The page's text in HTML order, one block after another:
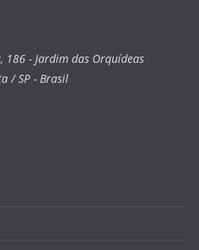
186 - Jardim das Orquídeas
/ SP - Brasil